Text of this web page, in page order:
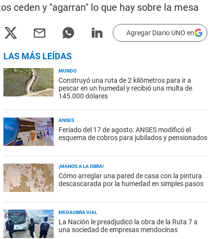
ceden y "agarran" lo que hay sobre la mesa
Agregar Diario UNO en
LAS MÁS LEÍDAS
MUNDO
Construyó una ruta de 2 kilómetros para ir a
pescar en un humedal y recibió una multa de
145.000 dólares
ANSES
Feriado del 17 de agosto: ANSES modificó el
esquema de cobros para jubilados y pensionados
¡MANOS A LA OBRA!
Cómo arreglar una pared de casa con la pintura
descascarada por la humedad en simples pasos
MEGAOBRA VIAL
La Nación le preadjudicó la obra de la Ruta 7 a
una sociedad de empresas mendocinas